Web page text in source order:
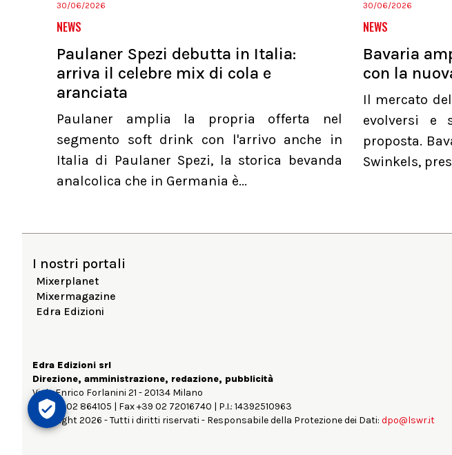
30/06/2026
NEWS
Paulaner Spezi debutta in Italia:
arriva il celebre mix di cola e
aranciata
Paulaner amplia la propria offerta nel
segmento soft drink con l'arrivo anche in
Italia di Paulaner Spezi, la storica bevanda
analcolica che in Germania è...
30/06/2026
NEWS
Bavaria
con la
Il mercato
evolversi e
proposta.
Swinkels,
I nostri portali
Mixerplanet
Mixermagazine
Edra Edizioni
Edra Edizioni srl
Direzione, amministrazione, redazione, pubblicità
Viale Enrico Forlanini 21 - 20134 Milano
Tel. +39 02 864105 | Fax +39 02 72016740 | P.I.: 14392510963
Copyright 2026 - Tutti i diritti riservati - Responsabile della Protezione dei Dati: dpo@lswr.it